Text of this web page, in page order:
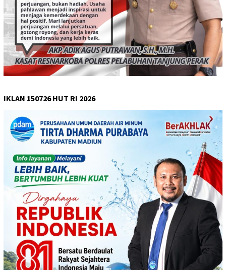
IKLAN 150726 HUT RI 2026